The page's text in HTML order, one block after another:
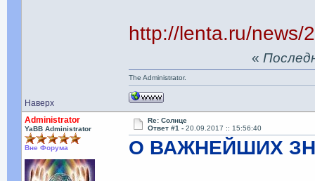
http://lenta.ru/news/
Наверх
«
The Administrator.
Administrator
YaBB Administrator
Вне Форума
Re: Солнце
Ответ #1 -20.09.2017 :: 15:56:40
О ВАЖНЕЙШИХ